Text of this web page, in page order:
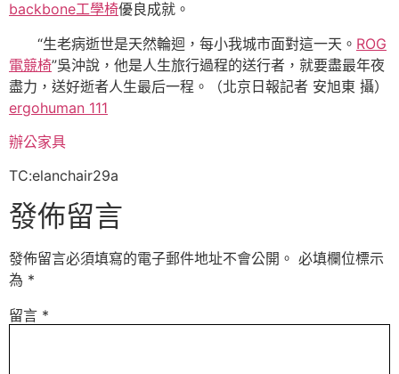
backbone工學椅優良成就。
“生老病逝世是天然輪迴，每小我城市面對這一天。 ROG
電競椅”吳沖說，他是人生旅行過程的送行者，就要盡最年夜
盡力，送好逝者人生最后一程。（北京日報記者 安旭東 攝）
ergohuman 111
辦公家具
TC:elanchair29a
發佈留言
發佈留言必須填寫的電子郵件地址不會公開。 必填欄位標示
為 *
留言 *